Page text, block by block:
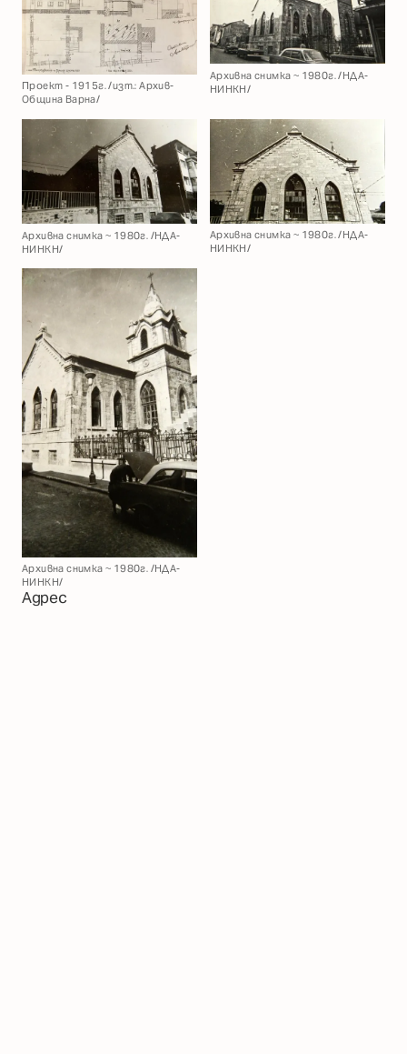
Проект - 1915г. /изт.: Архив-
Община Варна/
Архивна снимка ~ 1980г. /НДА-
НИНКН/
Архивна снимка ~ 1980г. /НДА-
НИНКН/
Архивна снимка ~ 1980г. /НДА-
НИНКН/
Архивна снимка ~ 1980г. /НДА-
НИНКН/
Адрес